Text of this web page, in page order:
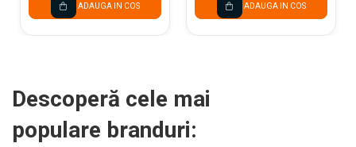
ADAUGA IN COS ADAUGA IN COS
Descoperă cele mai
populare branduri: